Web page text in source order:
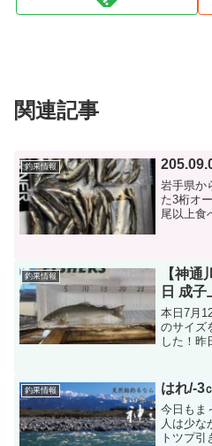
関連記事
釣果情報
岩手県か
た3桁オ
尾以上食
釣果情報
【神
日 成子
本日7月
のサイズ
した！昨
す。それ
いう数字
釣果情報 はれ/-3
今日もま
人は少な
トツプ